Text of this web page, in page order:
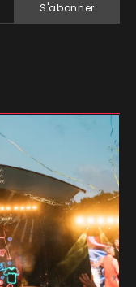
S'abonner